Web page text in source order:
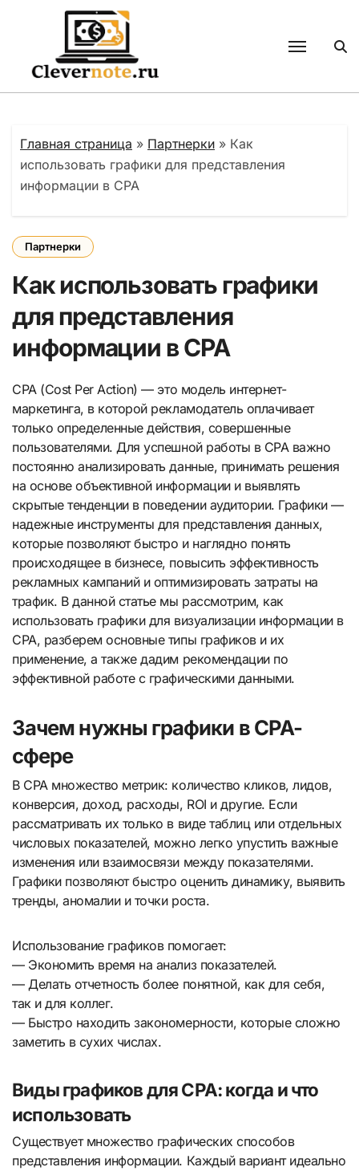
содержанию
Главная страница » Партнерки » Как
использовать графики для представления
информации в CPA
Партнерки
Как использовать графики
для представления
информации в CPA
CPA (Cost Per Action) — это модель интернет-
маркетинга, в которой рекламодатель оплачивает
только определенные действия, совершенные
пользователями. Для успешной работы в CPA важно
постоянно анализировать данные, принимать решения
на основе объективной информации и выявлять
скрытые тенденции в поведении аудитории. Графики —
надежные инструменты для представления данных,
которые позволяют быстро и наглядно понять
происходящее в бизнесе, повысить эффективность
рекламных кампаний и оптимизировать затраты на
трафик. В данной статье мы рассмотрим, как
использовать графики для визуализации информации в
CPA, разберем основные типы графиков и их
применение, а также дадим рекомендации по
эффективной работе с графическими данными.
Зачем нужны графики в CPA-
сфере
В CPA множество метрик: количество кликов, лидов,
конверсия, доход, расходы, ROI и другие. Если
рассматривать их только в виде таблиц или отдельных
числовых показателей, можно легко упустить важные
изменения или взаимосвязи между показателями.
Графики позволяют быстро оценить динамику, выявить
тренды, аномалии и точки роста.
Использование графиков помогает:
— Экономить время на анализ показателей.
— Делать отчетность более понятной, как для себя,
так и для коллег.
— Быстро находить закономерности, которые сложно
заметить в сухих числах.
Виды графиков для CPA: когда и что
использовать
Существует множество графических способов
представления информации. Каждый вариант идеально